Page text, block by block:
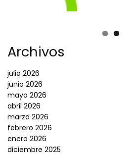
Archivos
julio 2026
junio 2026
mayo 2026
abril 2026
marzo 2026
febrero 2026
enero 2026
diciembre 2025